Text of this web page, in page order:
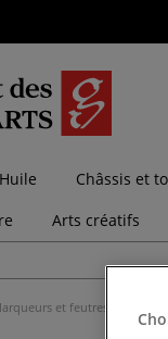
Huile Châssis et
Arts créatifs
et feutres